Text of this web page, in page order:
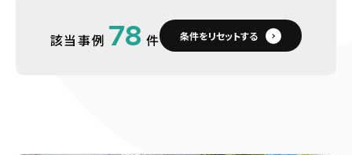
該当事例 78 件 条件をリセットする